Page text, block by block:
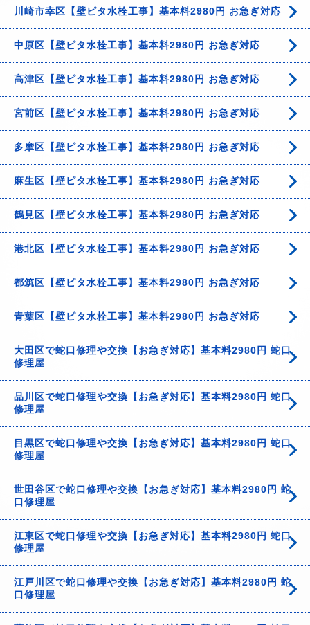
川崎市幸区【壁ピタ水栓工事】基本料2980円 お急ぎ対応
中原区【壁ピタ水栓工事】基本料2980円 お急ぎ対応
高津区【壁ピタ水栓工事】基本料2980円 お急ぎ対応
宮前区【壁ピタ水栓工事】基本料2980円 お急ぎ対応
多摩区【壁ピタ水栓工事】基本料2980円 お急ぎ対応
麻生区【壁ピタ水栓工事】基本料2980円 お急ぎ対応
鶴見区【壁ピタ水栓工事】基本料2980円 お急ぎ対応
港北区【壁ピタ水栓工事】基本料2980円 お急ぎ対応
都筑区【壁ピタ水栓工事】基本料2980円 お急ぎ対応
青葉区【壁ピタ水栓工事】基本料2980円 お急ぎ対応
大田区で蛇口修理や交換【お急ぎ対応】基本料2980円 蛇口
修理屋
品川区で蛇口修理や交換【お急ぎ対応】基本料2980円 蛇口
修理屋
目黒区で蛇口修理や交換【お急ぎ対応】基本料2980円 蛇口
修理屋
世田谷区で蛇口修理や交換【お急ぎ対応】基本料2980円 蛇
口修理屋
江東区で蛇口修理や交換【お急ぎ対応】基本料2980円 蛇口
修理屋
江戸川区で蛇口修理や交換【お急ぎ対応】基本料2980円 蛇
口修理屋